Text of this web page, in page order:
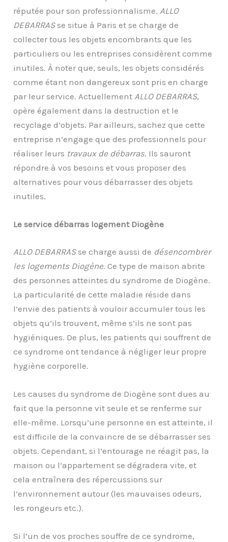
réputée pour son professionnalisme.ALLO
DEBARRASse situe à Paris et se charge de
collecter tous les objets encombrants que les
particuliers ou les entreprises considèrent comme
inutiles. À noter que, seuls, les objets considérés
comme étant non dangereux sont pris en charge
par leur service. ActuellementALLO DEBARRAS,
opère également dans la destruction et le
recyclage d’objets. Par ailleurs, sachez que cette
entreprise n’engage que des professionnels pour
réaliser leurs travaux de débarras. Ils sauront
répondre à vos besoins et vous proposer des
alternatives pour vous débarrasser des objets
inutiles.
Le service débarras logement Diogène
ALLO DEBARRASse charge aussi de désencombrer
les logements Diogène. Ce type de maison abrite
des personnes atteintes du syndrome de Diogène.
La particularité de cette maladie réside dans
l’envie des patients à vouloir accumuler tous les
objets qu’ils trouvent, même s’ils ne sont pas
hygiéniques. De plus, les patients qui souffrent de
ce syndrome ont tendance à négliger leur propre
hygiène corporelle.
Les causes du syndrome de Diogène sont dues au
fait que la personne vit seule et se renferme sur
elle-même. Lorsqu’une personne en est atteinte, il
est difficile de la convaincre de se débarrasser ses
objets. Cependant, si l’entourage ne réagit pas, la
maison ou l’appartement se dégradera vite, et
cela entraînera des répercussions sur
l’environnement autour (les mauvaises odeurs,
les rongeurs etc.).
Si l’un de vos proches souffre de ce syndrome,